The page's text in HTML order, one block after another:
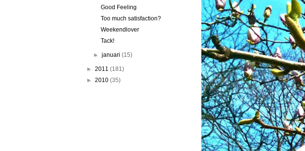
Good Feeling
Too much satisfaction?
Weekendlover
Tack!
►januari(15)
► 2011 (181)
► 2010 (35)